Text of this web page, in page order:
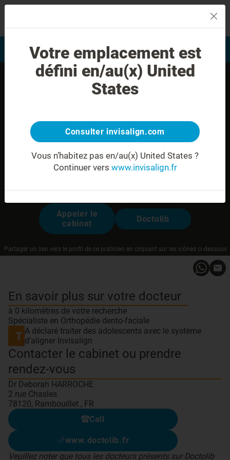
Evaluation du sourire Trouver un praticien
Appeler le
cabinet
Doctolib
Partager un lien vers le profil de ce praticien en cliquant sur les icônes ci-dessous
En savoir plus sur votre docteur
à 0 kilomètres de votre recherche
Spécialiste en Orthopédie dento-faciale
A déclaré traiter des adolescents avec le système
d’aligner Invisalign
Contacter le cabinet ou prendre
rendez-vous
Dr Deborah HARROCHE
2 rue Chasles
78120, Rambouillet , FR
Call
www.doctolib.fr
Veuillez noter que tous les docteurs présents sur Doctolib
Votre emplacement est
défini en/au(x) United
States
Consulter invisalign.com
Vous n’habitez pas en/au(x) United States ?
Continuer vers www.invisalign.fr